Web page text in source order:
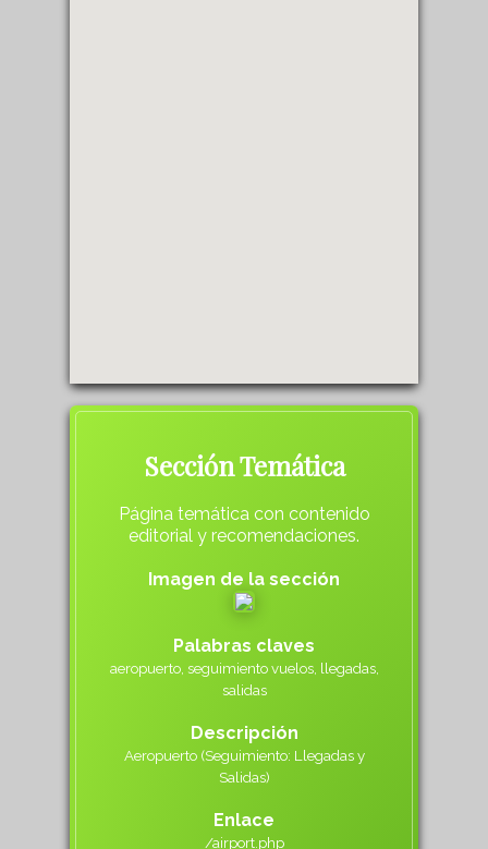
Sección Temática
Página temática con contenido
editorial y recomendaciones.
Imagen de la sección
Palabras claves
aeropuerto, seguimiento vuelos, llegadas,
salidas
Descripción
Aeropuerto (Seguimiento: Llegadas y
Salidas)
Enlace
/airport.php